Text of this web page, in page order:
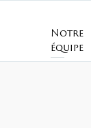
Notre
équipe